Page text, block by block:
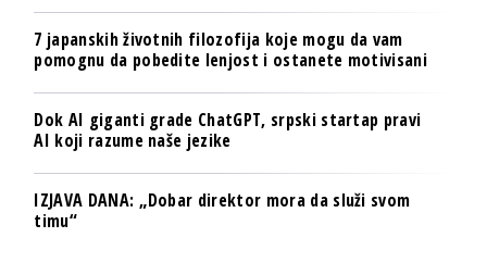
7 japanskih životnih filozofija koje mogu da vam
pomognu da pobedite lenjost i ostanete motivisani
Dok AI giganti grade ChatGPT, srpski startap pravi
AI koji razume naše jezike
IZJAVA DANA: „Dobar direktor mora da služi svom
timu“